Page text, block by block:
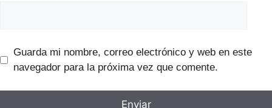
Guarda mi nombre, correo electrónico y web en este
navegador para la próxima vez que comente.